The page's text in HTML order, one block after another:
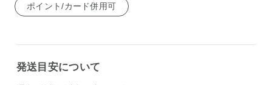
ポイント/カード併用可
発送目安について